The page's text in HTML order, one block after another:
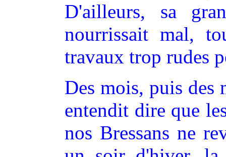
D'ailleurs, sa
nourrissait mal,
travaux trop rudes
Des mois, puis des
entendit dire que
nos Bressans ne